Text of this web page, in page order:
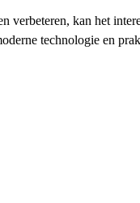
kan het
technologie en